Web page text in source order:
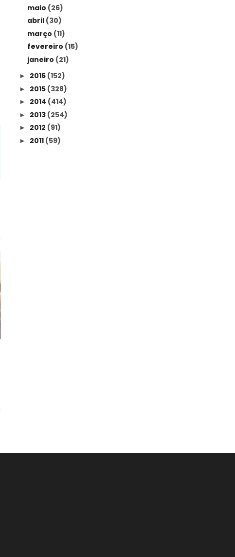
maio (26)
abril (30)
março (11)
fevereiro (15)
janeiro (21)
► 2016 (152)
► 2015 (328)
► 2014 (414)
► 2013 (254)
► 2012 (91)
► 2011 (59)